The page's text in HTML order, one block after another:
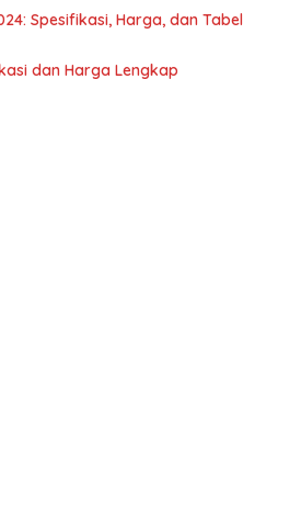
Spesifikasi, Harga, dan Tabel
dan Harga Lengkap